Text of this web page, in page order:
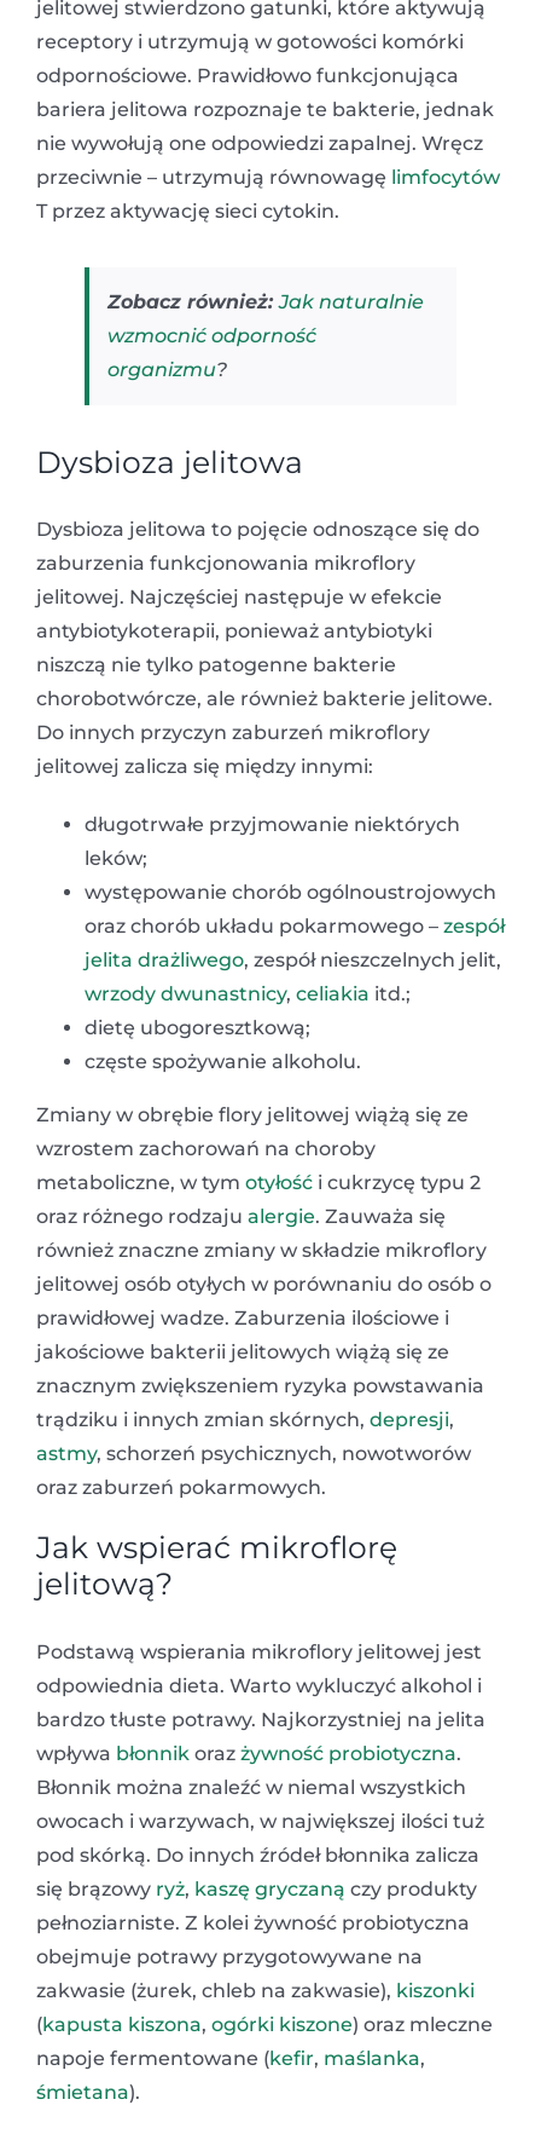
jelitowej stwierdzono gatunki, które aktywują
receptory i utrzymują w gotowości komórki
odpornościowe. Prawidłowo funkcjonująca
bariera jelitowa rozpoznaje te bakterie, jednak
nie wywołują one odpowiedzi zapalnej. Wręcz
przeciwnie – utrzymują równowagę limfocytów
T przez aktywację sieci cytokin.
Zobacz również:Jak naturalnie
wzmocnić odporność
organizmu?
Dysbioza jelitowa
Dysbioza jelitowa to pojęcie odnoszące się do
zaburzenia funkcjonowania mikroflory
jelitowej. Najczęściej następuje w efekcie
antybiotykoterapii, ponieważ antybiotyki
niszczą nie tylko patogenne bakterie
chorobotwórcze, ale również bakterie jelitowe.
Do innych przyczyn zaburzeń mikroflory
jelitowej zalicza się między innymi:
długotrwałe przyjmowanie niektórych
leków;
występowanie chorób ogólnoustrojowych
oraz chorób układu pokarmowego – zespół
jelita drażliwego, zespół nieszczelnych jelit,
wrzody dwunastnicy, celiakia itd.;
dietę ubogoresztkową;
częste spożywanie alkoholu.
Zmiany w obrębie flory jelitowej wiążą się ze
wzrostem zachorowań na choroby
metaboliczne, w tym otyłość i cukrzycę typu 2
oraz różnego rodzaju alergie. Zauważa się
również znaczne zmiany w składzie mikroflory
jelitowej osób otyłych w porównaniu do osób o
prawidłowej wadze. Zaburzenia ilościowe i
jakościowe bakterii jelitowych wiążą się ze
znacznym zwiększeniem ryzyka powstawania
trądziku i innych zmian skórnych, depresji,
astmy, schorzeń psychicznych, nowotworów
oraz zaburzeń pokarmowych.
Jak wspierać mikroflorę
jelitową?
Podstawą wspierania mikroflory jelitowej jest
odpowiednia dieta. Warto wykluczyć alkohol i
bardzo tłuste potrawy. Najkorzystniej na jelita
wpływa błonnik oraz żywność probiotyczna.
Błonnik można znaleźć w niemal wszystkich
owocach i warzywach, w największej ilości tuż
pod skórką. Do innych źródeł błonnika zalicza
się brązowy ryż, kaszę gryczaną czy produkty
pełnoziarniste. Z kolei żywność probiotyczna
obejmuje potrawy przygotowywane na
zakwasie (żurek, chleb na zakwasie), kiszonki
(kapusta kiszona, ogórki kiszone) oraz mleczne
napoje fermentowane (kefir, maślanka,
śmietana).